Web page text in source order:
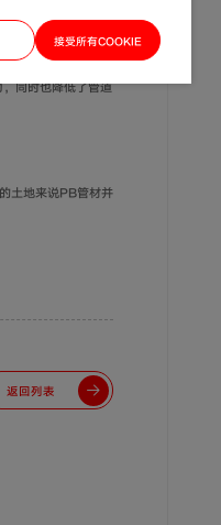
同时也降低了管道
土地来说PB管材并
返回列表
接受所有COOKIE